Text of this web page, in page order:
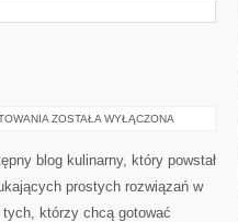
PRZEPISY
ZOSTAŁA WYŁĄCZONA
blog kulinarny, który powstał
prostych rozwiązań w
którzy chcą gotować